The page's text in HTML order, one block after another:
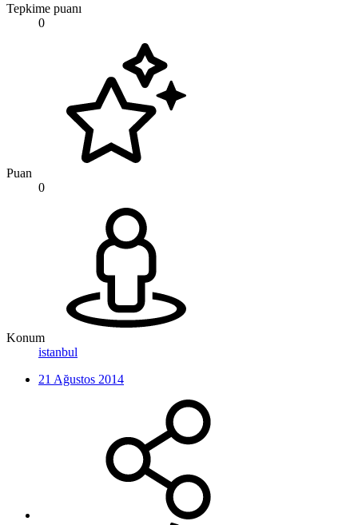
Tepkime puanı
0
Puan
0
Konum
istanbul
21 Ağustos 2014